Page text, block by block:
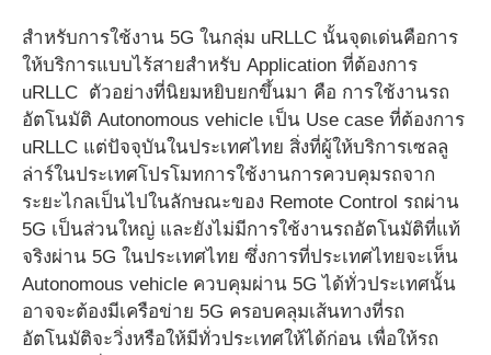
สำหรับการใช้งาน 5G ในกลุ่ม uRLLC นั้นจุดเด่นคือการ
ให้บริการแบบไร้สายสำหรับ Application ที่ต้องการ
uRLLC ตัวอย่างที่นิยมหยิบยกขึ้นมา คือ การใช้งานรถ
อัตโนมัติ Autonomous vehicle เป็น Use case ที่ต้องการ
uRLLC แต่ปัจจุบันในประเทศไทย สิ่งที่ผู้ให้บริการเซลลู
ล่าร์ในประเทศโปรโมทการใช้งานการควบคุมรถจาก
ระยะไกลเป็นไปในลักษณะของ Remote Control รถผ่าน
5G เป็นส่วนใหญ่ และยังไม่มีการใช้งานรถอัตโนมัติที่แท้
จริงผ่าน 5G ในประเทศไทย ซึ่งการที่ประเทศไทยจะเห็น
Autonomous vehicle ควบคุมผ่าน 5G ได้ทั่วประเทศนั้น
อาจจะต้องมีเครือข่าย 5G ครอบคลุมเส้นทางที่รถ
อัตโนมัติจะวิ่งหรือให้มีทั่วประเทศให้ได้ก่อน เพื่อให้รถ